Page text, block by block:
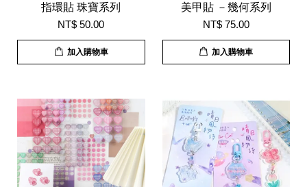
指環貼 珠寶系列
NT$ 50.00
加入購物車
美甲貼 －幾何系列
NT$ 75.00
加入購物車